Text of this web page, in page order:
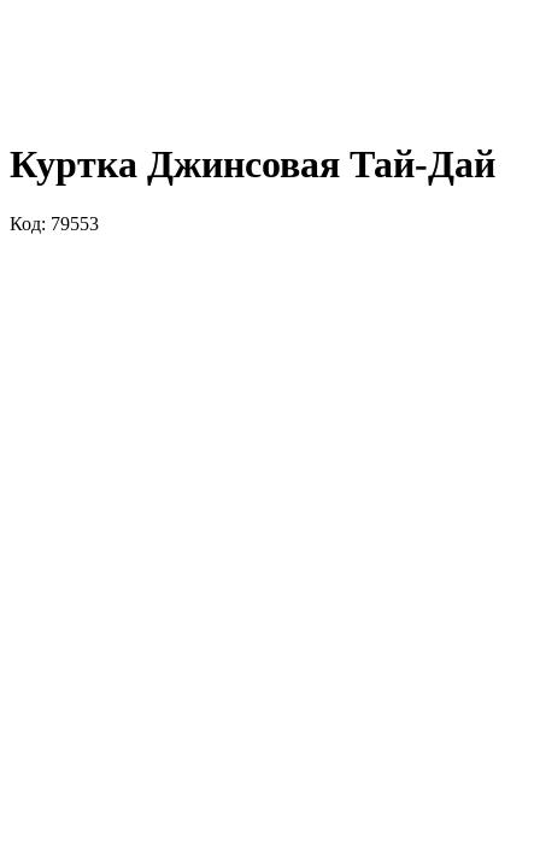
Куртка Джинсовая Тай-Дай
Код: 79553